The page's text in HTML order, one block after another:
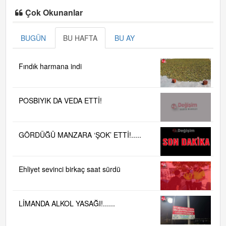
Çok Okunanlar
BUGÜN BU HAFTA BU AY
Fındık harmana indi
POSBIYIK DA VEDA ETTİ!
GÖRDÜĞÜ MANZARA ‘ŞOK’ ETTİ!.....
Ehliyet sevinci birkaç saat sürdü
LİMANDA ALKOL YASAĞI!......